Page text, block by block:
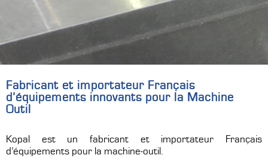
Fabricant et importateur Français
d’équipements innovants pour la Machine
Outil
Kopal est un fabricant et importateur Français
d’équipements pour la machine-outil.